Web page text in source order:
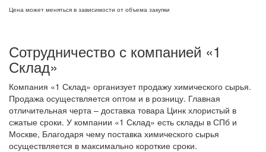
Цена может меняться в зависимости от объема закупки
Сотрудничество с компанией «1
Склад»
Компания «1 Склад» организует продажу химического сырья.
Продажа осуществляется оптом и в розницу. Главная
отличительная черта – доставка товара Цинк хлористый в
сжатые сроки. У компании «1 Склад» есть склады в СПб и
Москве, Благодаря чему поставка химического сырья
осуществляется в максимально короткие сроки.